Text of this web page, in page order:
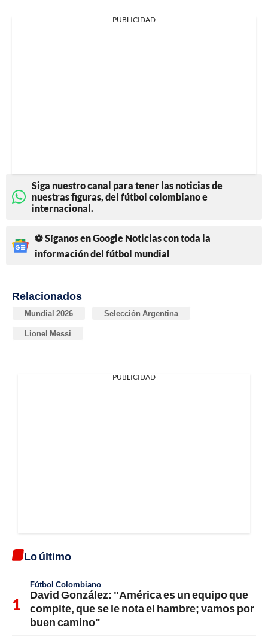
PUBLICIDAD
Siga nuestro canal para tener las noticias de
nuestras figuras, del fútbol colombiano e
internacional.
⚽ Síganos en Google Noticias con toda la
información del fútbol mundial
Relacionados
Mundial 2026 Selección Argentina
Lionel Messi
PUBLICIDAD
Lo último
Fútbol Colombiano
David González: "América es un equipo que
compite, que se le nota el hambre; vamos por
buen camino"